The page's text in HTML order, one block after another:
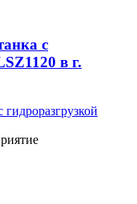
c
в г.